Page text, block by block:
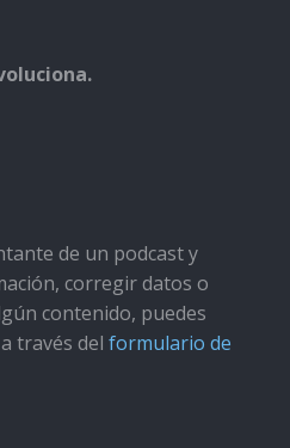
de un podcast y
corregir datos o
contenido, puedes
través del formulario de